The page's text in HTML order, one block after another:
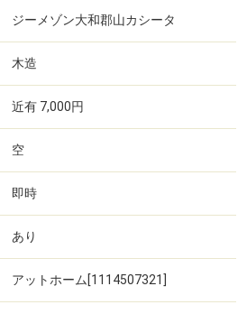
ジーメゾン大和郡山カシータ
木造
近有 7,000円
空
即時
あり
アットホーム[1114507321]